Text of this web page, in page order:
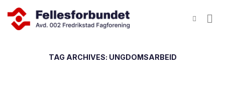
content
TAG ARCHIVES: UNGDOMSARBEID